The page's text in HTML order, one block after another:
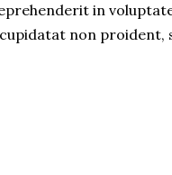
in
non